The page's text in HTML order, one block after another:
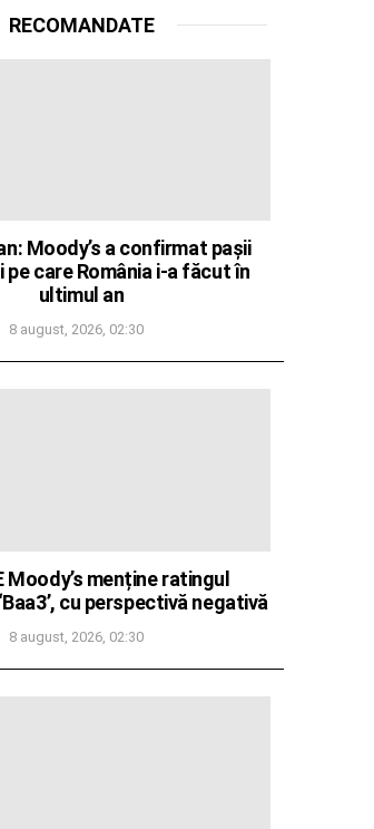
RECOMANDATE
Moody’s a confirmat pașii
care România i-a făcut în
ultimul an
8 august, 2026, 02:30
Moody’s menține ratingul
cu perspectivă negativă
8 august, 2026, 02:30